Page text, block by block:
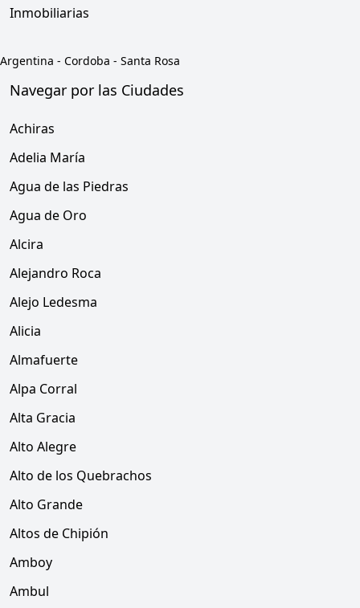
Inmobiliarias
Argentina - Cordoba - Santa Rosa
Navegar por las Ciudades
Achiras
Adelia María
Agua de las Piedras
Agua de Oro
Alcira
Alejandro Roca
Alejo Ledesma
Alicia
Almafuerte
Alpa Corral
Alta Gracia
Alto Alegre
Alto de los Quebrachos
Alto Grande
Altos de Chipión
Amboy
Ambul